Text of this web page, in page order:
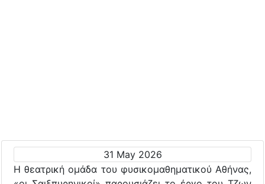
31 May 2026
Η θεατρική ομάδα του φυσικομαθηματικού Αθήνας,